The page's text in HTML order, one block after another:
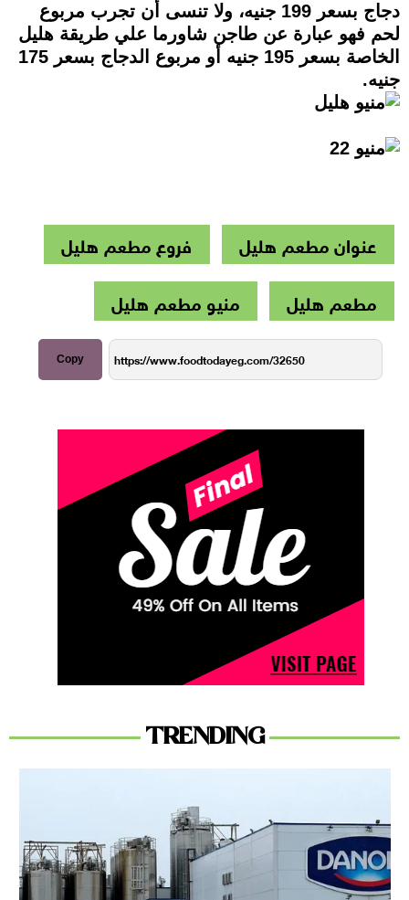
دجاج بسعر 199 جنيه، ولا تنسى أن تجرب مربوع
لحم فهو عبارة عن طاجن شاورما علي طريقة هليل
الخاصة بسعر 195 جنيه أو مربوع الدجاج بسعر 175
جنيه.
عنوان مطعم هليل
فروع مطعم هليل
مطعم هليل
منيو مطعم هليل
Copy
TRENDING